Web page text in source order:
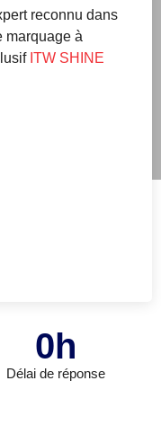
reconnu dans
marquage à
ITW SHINE
Délai de réponse
0h